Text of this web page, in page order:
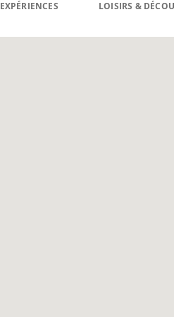
EXPÉRIENCES LOISIRS &